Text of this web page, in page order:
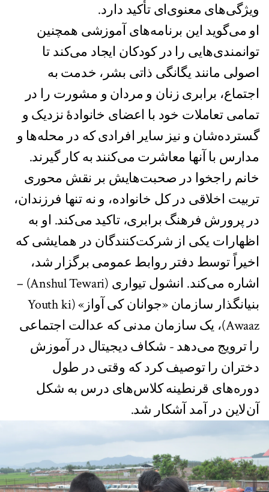
ویژگی‌های معنوی‌‌ای تأکید دارد.
او می‌گوید این برنامه‌های آموزشی همچنین
توانمندی‌هایی را در کودکان ایجاد می‌کند تا
اصولی مانند یگانگی ذاتی بشر، خدمت به
اجتماع، برابری زنان و مردان و مشورت را در
تمامی تعاملات خود با اعضای خانوادهٔ‌ نزدیک و
گسترده‌شان ‌و نیز سایر افرادی که در محله‌ها و
مدارس با آنها معاشرت می‌کنند به کار گیرند.
خانم راجخوا در صحبت‌هایش بر نقش محوری
تربیت اخلاقی در کل خانواده، و نه تنها فرزندان،
در پرورش فرهنگ برابری، تاکید می‌کند. او به
اظهارات یکی از شرکت‌کنندگان در همایشی که
اخیراً توسط دفتر روابط عمومی برگزار شد،
اشاره می‌کند. انشول تیواری (Anshul Tewari) –
بنیانگذار سازمان «جوانان کی آواز» (Youth ki
Awaaz)، یک سازمان مدنی که عدالت اجتماعی
را ترویج می‌دهد - شکاف دیجیتال در آموزش
دختران را توصیف کرد که وقتی در طول
دوره‌های قرنطینه کلاس‌های درس به شکل
آن‌لاین در آمد آشکار شد.